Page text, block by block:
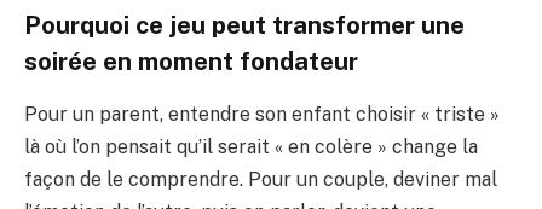
Pourquoi ce jeu peut transformer une
soirée en moment fondateur
Pour un parent, entendre son enfant choisir « triste »
là où l’on pensait qu’il serait « en colère » change la
façon de le comprendre. Pour un couple, deviner mal